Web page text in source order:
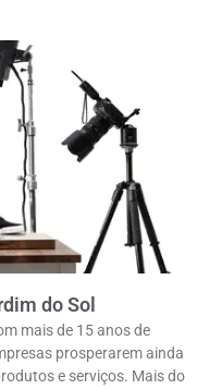
do Sol
mais de 15 anos de
prosperarem ainda
e serviços. Mais do